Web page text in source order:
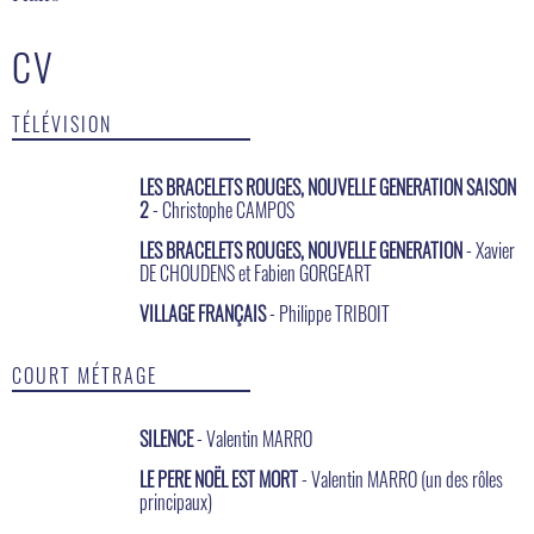
CV
TÉLÉVISION
LES BRACELETS ROUGES, NOUVELLE GENERATION SAISON
2- Christophe CAMPOS
LES BRACELETS ROUGES, NOUVELLE GENERATION- Xavier
DE CHOUDENS et Fabien GORGEART
VILLAGE FRANÇAIS- Philippe TRIBOIT
COURT MÉTRAGE
SILENCE- Valentin MARRO
LE PERE NOËL EST MORT- Valentin MARRO (un des rôles
principaux)